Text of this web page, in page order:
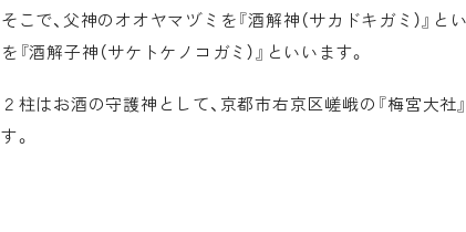
そこで、父神のオオヤマヅミを『酒解神（サカドキガミ）』と
を『酒解子神（サケトケノコガミ）』といいます。
２柱はお酒の守護神として、京都市右京区嵯峨の『梅宮大社
す。